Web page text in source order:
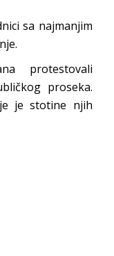
sa najmanjim
protestovali
proseka.
je stotine njih